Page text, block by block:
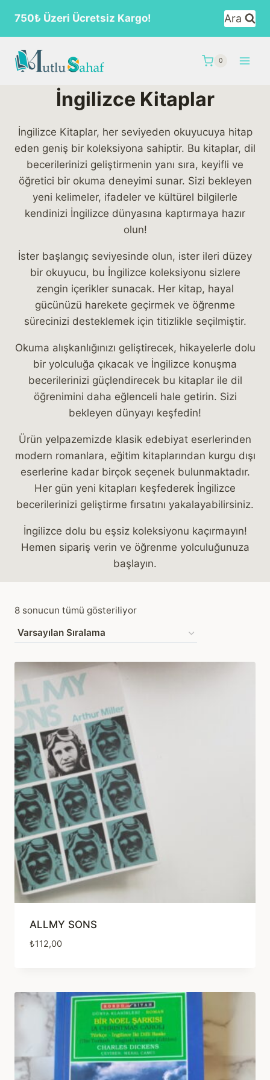
content
750₺ Üzeri Ücretsiz Kargo! Ara
0
İngilizce Kitaplar
İngilizce Kitaplar, her seviyeden okuyucuya hitap
eden geniş bir koleksiyona sahiptir. Bu kitaplar, dil
becerilerinizi geliştirmenin yanı sıra, keyifli ve
öğretici bir okuma deneyimi sunar. Sizi bekleyen
yeni kelimeler, ifadeler ve kültürel bilgilerle
kendinizi İngilizce dünyasına kaptırmaya hazır
olun!
İster başlangıç seviyesinde olun, ister ileri düzey
bir okuyucu, bu İngilizce koleksiyonu sizlere
zengin içerikler sunacak. Her kitap, hayal
gücünüzü harekete geçirmek ve öğrenme
sürecinizi desteklemek için titizlikle seçilmiştir.
Okuma alışkanlığınızı geliştirecek, hikayelerle dolu
bir yolculuğa çıkacak ve İngilizce konuşma
becerilerinizi güçlendirecek bu kitaplar ile dil
öğrenimini daha eğlenceli hale getirin. Sizi
bekleyen dünyayı keşfedin!
Ürün yelpazemizde klasik edebiyat eserlerinden
modern romanlara, eğitim kitaplarından kurgu dışı
eserlerine kadar birçok seçenek bulunmaktadır.
Her gün yeni kitapları keşfederek İngilizce
becerilerinizi geliştirme fırsatını yakalayabilirsiniz.
İngilizce dolu bu eşsiz koleksiyonu kaçırmayın!
Hemen sipariş verin ve öğrenme yolculuğunuza
başlayın.
8 sonucun tümü gösteriliyor
ALLMY SONS
₺112,00